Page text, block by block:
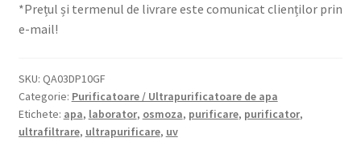
*Prețul și termenul de livrare este comunicat clienților prin
e-mail!
SKU: QA03DP10GF
Categorie: Purificatoare / Ultrapurificatoare de apa
Etichete: apa, laborator, osmoza, purificare, purificator,
ultrafiltrare, ultrapurificare, uv